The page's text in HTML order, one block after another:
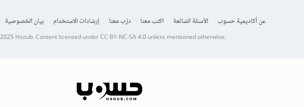
عن أكاديمية حسوب الأسئلة الشائعة اكتب معنا درّب معنا إرشادات الاستخدام بيان الخصوصية
Hsoub.Content licensed underCC BY-NC-SA 4.0unless mentioned otherwise.